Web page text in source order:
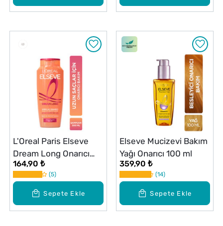
Sepete Ekle
L'Oreal Paris Elseve
Dream Long Onarıcı
Bakım Şampuanı 300
ml
164,90 ₺
5
Sepete Ekle
Elseve Mucizevi Bakım
Yağı Onarıcı 100 ml
359,90 ₺
14